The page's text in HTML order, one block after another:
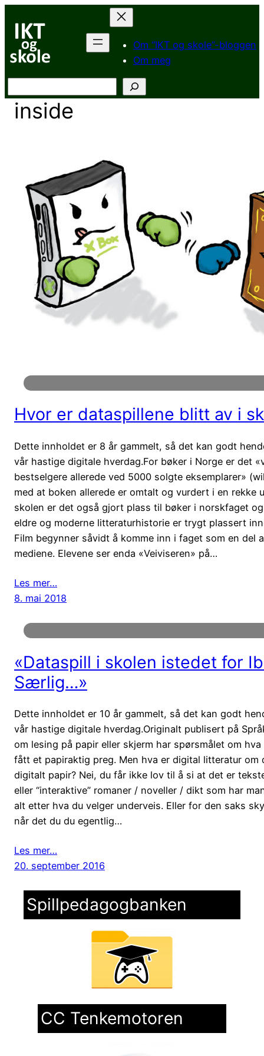
innhold
Om “IKT og skole”-bloggen
Om meg
inside
Hvor er dataspillene blitt av i
Dette innholdet er 8 år gammelt, så det kan godt
vår hastige digitale hverdag.For bøker i Norge er det
bestselgere allerede ved 5000 solgte eksemplarer»
med at boken allerede er omtalt og vurdert i en rekke
skolen er det også gjort plass til bøker i norskfaget
eldre og moderne litteraturhistorie er trygt plassert
Film begynner såvidt å komme inn i faget som en del
mediene. Elevene ser enda «Veiviseren» på…
Les mer…
8. mai 2018
«Dataspill i skolen istedet for
Særlig…»
Dette innholdet er 10 år gammelt, så det kan godt
vår hastige digitale hverdag.Originalt publisert på
om lesing på papir eller skjerm har spørsmålet om
fått et papiraktig preg. Men hva er digital litteratur om
digitalt papir? Nei, du får ikke lov til å si at det er
eller “interaktive” romaner / noveller / dikt som har
alt etter hva du velger underveis. Eller for den saks
når det du du egentlig…
Les mer…
20. september 2016
Spillpedagogbanken
CC Tenkemotoren